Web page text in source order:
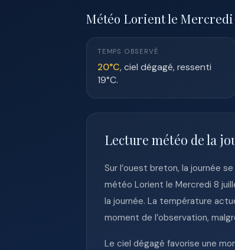
Météo Lorient le Mercredi
TEMPS OBSERVÉ
20°C, ciel dégagé, ressenti
19°C.
Lecture météo de la
Sur l’ouest breton, la journée
météo Lorient le Mercredi 8
la journée. La température
moment de l’observation,
Le ciel dégagé favorise une